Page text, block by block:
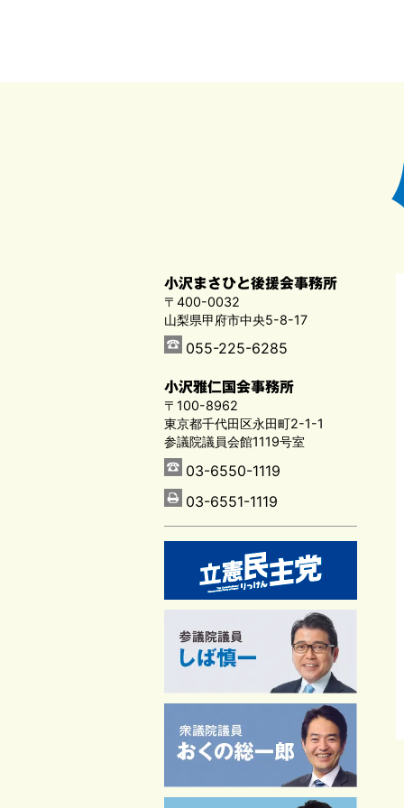
小沢まさひと後援会事務所
〒400-0032
山梨県甲府市中央5-8-17
055-225-6285
小沢雅仁国会事務所
〒100-8962
東京都千代田区永田町2-1-1
参議院議員会館1119号室
03-6550-1119
03-6551-1119